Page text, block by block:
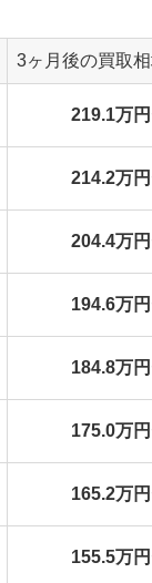
3ヶ月後の買取
219.1万
214.2万
204.4万
194.6万
184.8万
175.0万
165.2万
155.5万